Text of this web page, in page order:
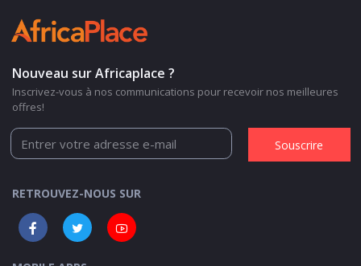
Nouveau sur Africaplace ?
Inscrivez-vous à nos communications pour recevoir nos meilleures
offres!
Souscrire
RETROUVEZ-NOUS SUR